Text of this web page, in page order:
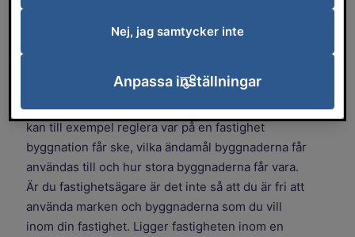
En detaljplan är ett juridiskt bindande dokument
som styrs av plan- och bygglagen. Detaljplanen
kan till exempel reglera var på en fastighet
byggnation får ske, vilka ändamål byggnaderna får
användas till och hur stora byggnaderna får vara.
Är du fastighetsägare är det inte så att du är fri att
använda marken och byggnaderna som du vill
inom din fastighet. Ligger fastigheten inom en
Nej, jag samtycker inte
Anpassa inställningar